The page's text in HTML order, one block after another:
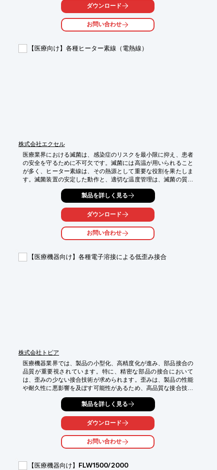
【活用シーン】
・医療機器筐体の組み立て
・衛生管理が重要な装置部品の接合
【導入の効果】
ダウンロード
お問い合わせ
【医療向け】各種ヒーター素線（電熱線）
株式会社エクセル
医療業界における滅菌は、感染症のリスクを最小限に抑え、患者
の安全を守るために不可欠です。滅菌には高温が用いられること
が多く、ヒーター素線は、その熱源として重要な役割を果たしま
す。滅菌装置の安定した動作と、適切な温度管理は、滅菌の質を
左右する重要な要素です。当社の各種ヒーター素線は、滅菌装置
の要求に応えるべく、耐久性と温度管理のしやすさを追求してい
【活用シーン】
・医療器具の滅菌
・手術用具の滅菌
【導入の効果】
製品を詳しく見る
ダウンロード
お問い合わせ
【医療機器向け】各種電子溶接による低歪み接合
株式会社トピア
医療機器業界では、製品の小型化、高精度化が進み、部品接合の
品質が重要視されています。特に、精密な部品の接合において
は、歪みの少ない接合技術が求められます。歪みは、製品の性能
や耐久性に悪影響を及ぼす可能性があるため、高品質な接合技術
が不可欠です。当社では、ディスクレーザーやCMTを用いた電子
溶接により、低歪み接合を実現し、医療機器の精密化に貢献しま
【活用シーン】
・精密医療機器の部品接合
・異種金属の接合
【導入の効果】
製品を詳しく見る
ダウンロード
お問い合わせ
【医療機器向け】FLW1500/2000